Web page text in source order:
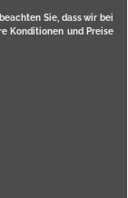
Sie, dass wir bei
Konditionen und Preise